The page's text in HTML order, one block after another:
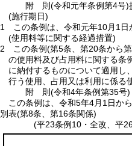
附 則(令和元年条例第4号)
(施行期日)
1
この条例は、令和元年10月1日
(使用料等に関する経過措置)
2
この条例(第5条、第20条から
の使用料及び占用料に関する条
に納付するものについて適用し
行う使用、占用又は利用に係る
附 則(令和4年条例第35号)
この条例は、令和5年4月1日から
別表(第8条、第16条関係)
(平23条例10・全改、平